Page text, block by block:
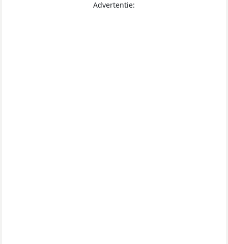
Advertentie: